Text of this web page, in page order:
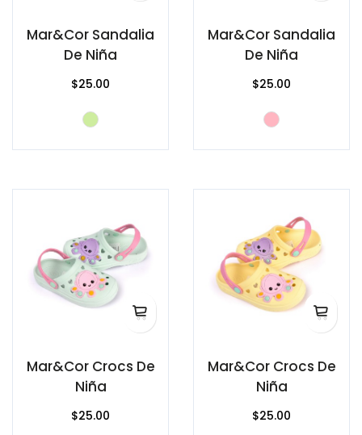
Mar&Cor Sandalia
De Niña
$25.00
Mar&Cor Sandalia
De Niña
$25.00
Mar&Cor Crocs De
Niña
$25.00
Mar&Cor Crocs De
Niña
$25.00